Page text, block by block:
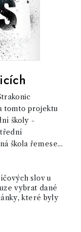
tomto projektu
školy -
škola řemese...
slov u
vybrat dané
které byly